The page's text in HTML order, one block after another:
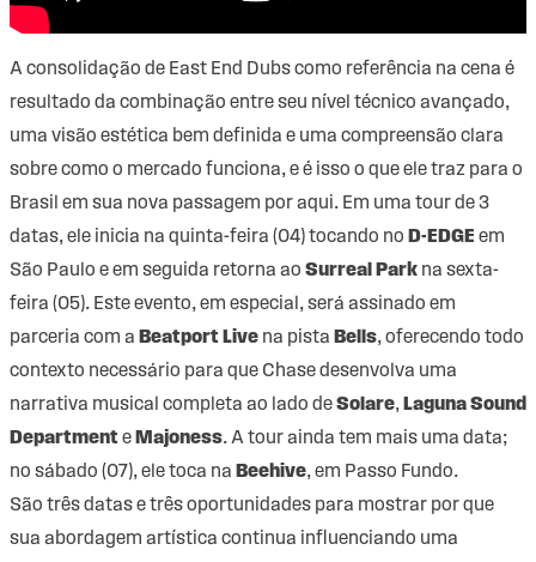
A consolidação de East End Dubs como referência na cena é
resultado da combinação entre seu nível técnico avançado,
uma visão estética bem definida e uma compreensão clara
sobre como o mercado funciona, e é isso o que ele traz para o
Brasil em sua nova passagem por aqui. Em uma tour de 3
datas, ele inicia na quinta-feira (04) tocando no D-EDGE em
São Paulo e em seguida retorna ao Surreal Park na sexta-
feira (05). Este evento, em especial, será assinado em
parceria com a Beatport Live na pista Bells, oferecendo todo
contexto necessário para que Chase desenvolva uma
narrativa musical completa ao lado deSolare, Laguna Sound
Department e Majoness. A tour ainda tem mais uma data;
no sábado (07), ele toca na Beehive, em Passo Fundo.
São três datas e três oportunidades para mostrar por que
sua abordagem artística continua influenciando uma